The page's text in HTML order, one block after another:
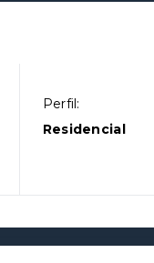
Perfil:
Residencial